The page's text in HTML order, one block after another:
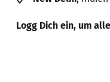
Logg Dich ein, um